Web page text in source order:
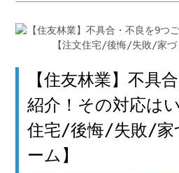
【住友林業】不具
紹介！その対応は
住宅/後悔/失敗/家
ーム】